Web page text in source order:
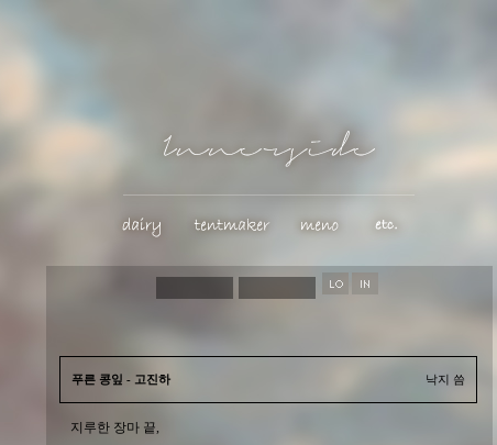
푸른 콩잎 - 고진하 낙지 씀
지루한 장마 끝,